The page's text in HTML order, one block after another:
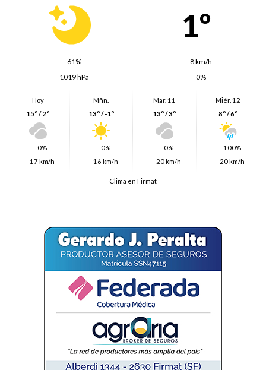
1º
61%
8 km/h
1019 hPa
0%
Hoy
15º / 2º
0%
17 km/h
Mñn.
13º / -1º
0%
16 km/h
Mar. 11
13º / 3º
0%
20 km/h
Miér. 12
8º / 6º
100%
20 km/h
Clima en Firmat